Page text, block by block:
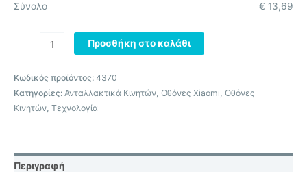
Σύνολο 13,69
€
Προσθήκη στο καλάθι
Κωδικός προϊόντος: 4370
Κατηγορίες: Ανταλλακτικά Κινητών, Οθόνες Xiaomi, Οθόνες
Κινητών, Τεχνολογία
Περιγραφή